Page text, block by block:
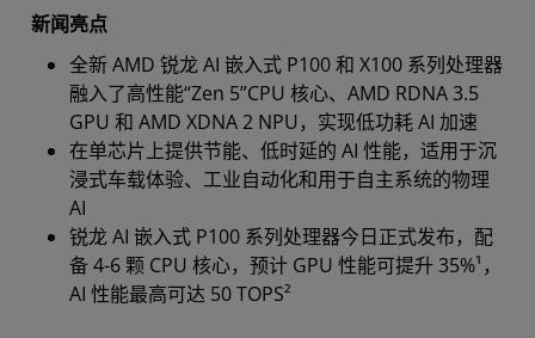
新闻亮点
全新 AMD 锐龙 AI 嵌入式 P100 和 X100 系列处理器
融入了高性能“Zen 5”CPU 核心、AMD RDNA 3.5
GPU 和 AMD XDNA 2 NPU，实现低功耗 AI 加速
在单芯片上提供节能、低时延的 AI 性能，适用于沉
浸式车载体验、工业自动化和用于自主系统的物理
AI
锐龙 AI 嵌入式 P100 系列处理器今日正式发布，配
备 4-6 颗 CPU 核心，预计 GPU 性能可提升 35%¹，
AI 性能最高可达 50 TOPS²